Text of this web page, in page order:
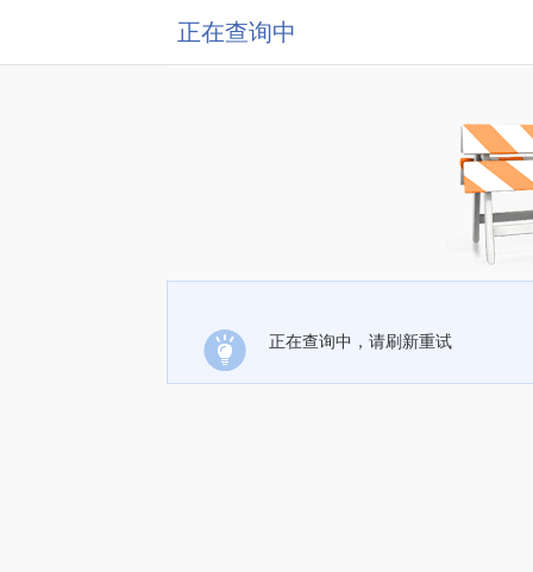
正在查询中
正在查询中，请刷新重试